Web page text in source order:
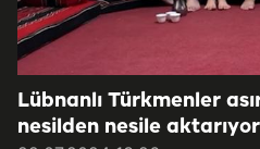
Lübnanlı Türkmenler
nesilden nesile